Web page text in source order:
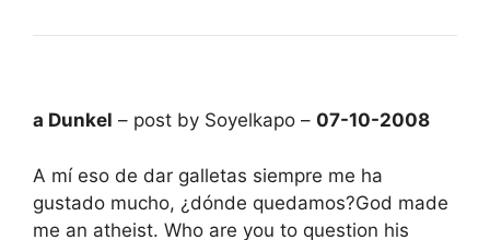
a Dunkel – post by Soyelkapo – 07-10-2008
A mí eso de dar galletas siempre me ha
gustado mucho, ¿dónde quedamos?God made
me an atheist. Who are you to question his